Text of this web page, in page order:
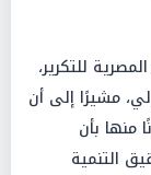
للتكرير،
مشيرًا إلى أن
إيمانًا منها بأن
التنمية